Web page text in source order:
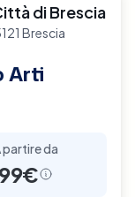
di Brescia
Brescia
Arti
partire da
99€